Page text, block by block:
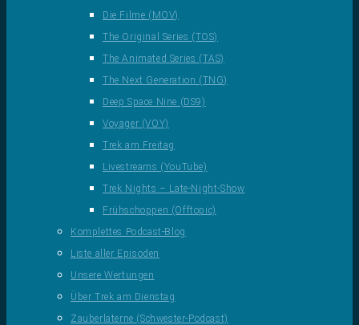
Die Filme (MOV)
The Original Series (TOS)
The Animated Series (TAS)
The Next Generation (TNG)
Deep Space Nine (DS9)
Voyager (VOY)
Trek am Freitag
Livestreams (YouTube)
Trek Nights – Late-Night-Show
Frühschoppen (Offtopic)
Komplettes Podcast-Blog
Liste aller Episoden
Unsere Wertungen
Über Trek am Dienstag
Zauberlaterne (Schwester-Podcast)